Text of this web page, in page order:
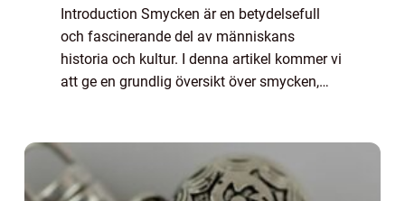
Introduction Smycken är en betydelsefull
och fascinerande del av människans
historia och kultur. I denna artikel kommer vi
att ge en grundlig översikt över smycken,
att ...